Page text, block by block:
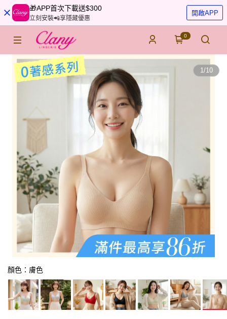
🎁APP首次下載送$300
立刻安裝📲享隱藏優惠
開啟APP
0
1/10
顏色：膚色